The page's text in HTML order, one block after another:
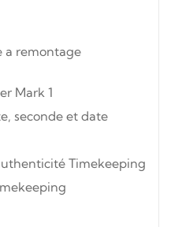
a remontage
Mark 1
seconde et date
Timekeeping